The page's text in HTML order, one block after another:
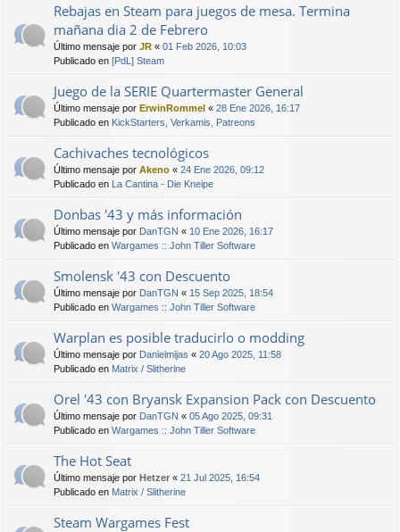
Rebajas en Steam para juegos de mesa. Termina
mañana dia 2 de Febrero
Último mensaje por JR « 01 Feb 2026, 10:03
Publicado en [PdL] Steam
Juego de la SERIE Quartermaster General
Último mensaje por ErwinRommel « 28 Ene 2026, 16:17
Publicado en KickStarters, Verkamis, Patreons
Cachivaches tecnológicos
Último mensaje por Akeno « 24 Ene 2026, 09:12
Publicado en La Cantina - Die Kneipe
Donbas '43 y más información
Último mensaje por DanTGN « 10 Ene 2026, 16:17
Publicado en Wargames :: John Tiller Software
Smolensk '43 con Descuento
Último mensaje por DanTGN « 15 Sep 2025, 18:54
Publicado en Wargames :: John Tiller Software
Warplan es posible traducirlo o modding
Último mensaje por Danielmijas « 20 Ago 2025, 11:58
Publicado en Matrix / Slitherine
Orel '43 con Bryansk Expansion Pack con Descuento
Último mensaje por DanTGN « 05 Ago 2025, 09:31
Publicado en Wargames :: John Tiller Software
The Hot Seat
Último mensaje por Hetzer « 21 Jul 2025, 16:54
Publicado en Matrix / Slitherine
Steam Wargames Fest